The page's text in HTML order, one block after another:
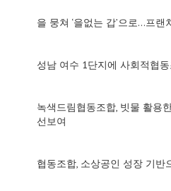
을 뭉쳐 ‘을없는 갑’으로…프랜
성남 여수 1단지에 사회적협
녹색드림협동조합, 빗물 활용
선보여
협동조합, 소상공인 성장 기반